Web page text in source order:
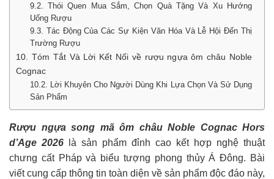
9.2. Thói Quen Mua Sắm, Chọn Quà Tặng Và Xu Hướng
Uống Rượu
9.3. Tác Động Của Các Sự Kiện Văn Hóa Và Lễ Hội Đến Thị
Trường Rượu
10. Tóm Tắt Và Lời Kết Nối về rượu ngựa ôm châu Noble
Cognac
10.2. Lời Khuyên Cho Người Dùng Khi Lựa Chọn Và Sử Dụng
Sản Phẩm
Rượu ngựa song mã ôm châu Noble Cognac Hors
d’Age 2026 là sản phẩm đỉnh cao kết hợp nghệ thuật
chưng cất Pháp và biểu tượng phong thủy Á Đông. Bài
viết cung cấp thông tin toàn diện về sản phẩm độc đáo này,